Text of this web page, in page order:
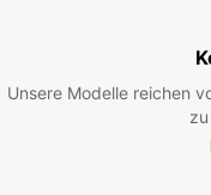
Unsere Modelle reichen